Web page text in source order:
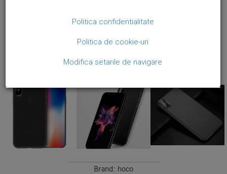
Brand: hoco
Politica confidentialitate
Politica de cookie-uri
Modifica setarile de navigare